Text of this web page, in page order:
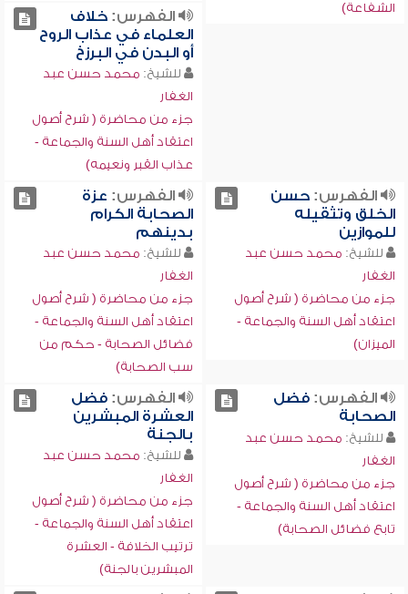
الشفاعة)
الفهرس:خلاف
العلماء في عذاب الروح
أو البدن في البرزخ
للشيخ: محمد حسن عبد
الغفار
جزء من محاضرة ( شرح أصول
اعتقاد أهل السنة والجماعة -
عذاب القبر ونعيمه)
الفهرس:حسن
الخلق وتثقيله
للموازين
للشيخ: محمد حسن عبد
الغفار
جزء من محاضرة ( شرح أصول
اعتقاد أهل السنة والجماعة -
الميزان)
الفهرس: عزة
الصحابة الكرام
بدينهم
للشيخ: محمد حسن عبد
الغفار
جزء من محاضرة ( شرح أصول
اعتقاد أهل السنة والجماعة -
فضائل الصحابة - حكم من
سب الصحابة)
الفهرس:فضل
الصحابة
للشيخ: محمد حسن عبد
الغفار
جزء من محاضرة ( شرح أصول
اعتقاد أهل السنة والجماعة -
تابع فضائل الصحابة)
الفهرس:فضل
العشرة المبشرين
بالجنة
للشيخ: محمد حسن عبد
الغفار
جزء من محاضرة ( شرح أصول
اعتقاد أهل السنة والجماعة -
ترتيب الخلافة - العشرة
المبشرين بالجنة)